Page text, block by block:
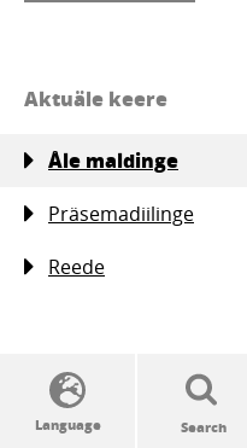
Aktuäle keere
Åle maldinge
Präsemadiilinge
Reede
SSW politics from A to Z